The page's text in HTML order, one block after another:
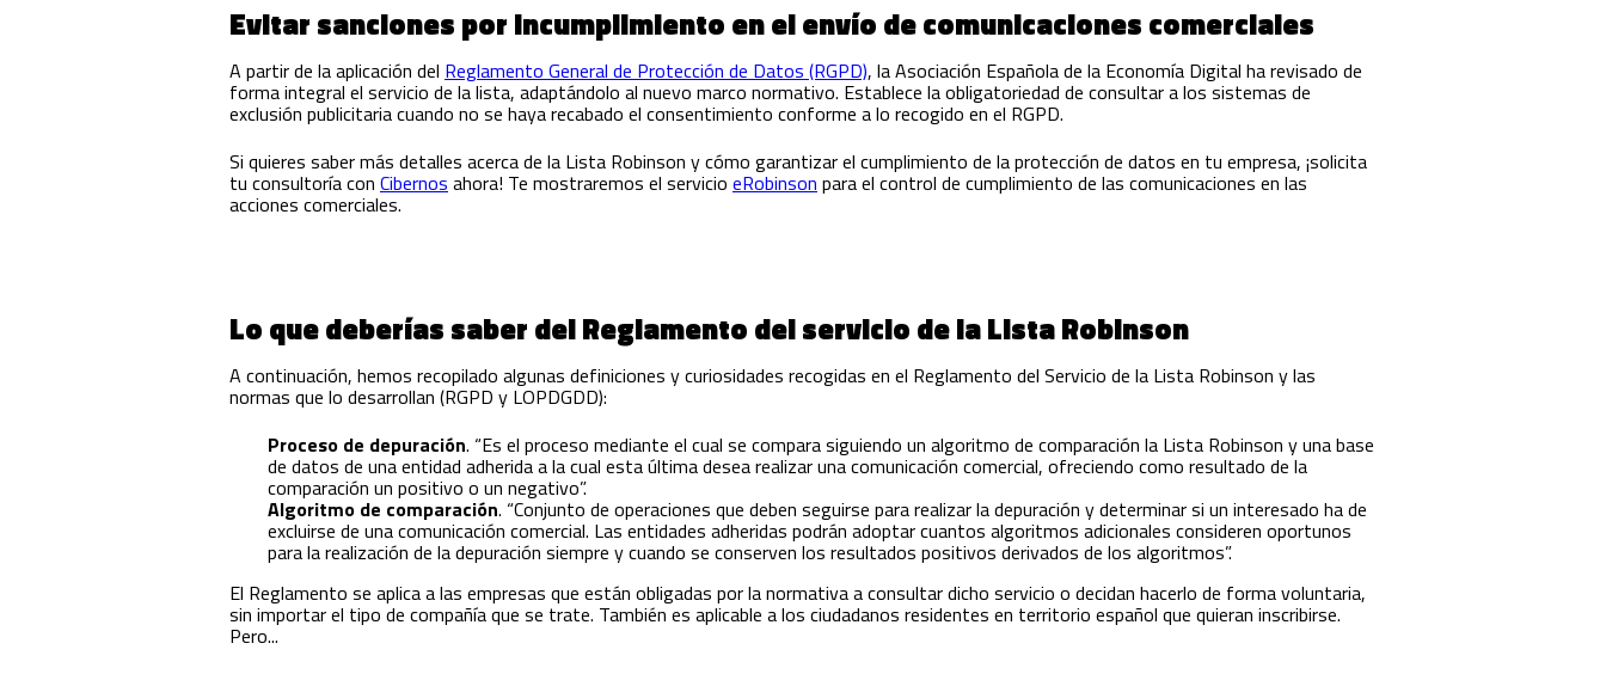
Evitar sanciones por incumplimiento en el envío de comunicaciones comerciales
A partir de la aplicación del Reglamento General de Protección de Datos (RGPD), la Asociación Española de la Economía Digital ha revisado de
forma integral el servicio de la lista, adaptándolo al nuevo marco normativo. Establece la obligatoriedad de consultar a los sistemas de
exclusión publicitaria cuando no se haya recabado el consentimiento conforme a lo recogido en el RGPD.
Si quieres saber más detalles acerca de la Lista Robinson y cómo garantizar el cumplimiento de la protección de datos en tu empresa, ¡solicita
tu consultoría con Cibernos ahora! Te mostraremos el servicio eRobinson para el control de cumplimiento de las comunicaciones en las
acciones comerciales.
Lo que deberías saber del Reglamento del servicio de la Lista Robinson
A continuación, hemos recopilado algunas definiciones y curiosidades recogidas en el Reglamento del Servicio de la Lista Robinson y las
normas que lo desarrollan (RGPD y LOPDGDD):
Proceso de depuración. “Es el proceso mediante el cual se compara siguiendo un algoritmo de comparación la Lista Robinson y una base
de datos de una entidad adherida a la cual esta última desea realizar una comunicación comercial, ofreciendo como resultado de la
comparación un positivo o un negativo”.
Algoritmo de comparación. “Conjunto de operaciones que deben seguirse para realizar la depuración y determinar si un interesado ha de
excluirse de una comunicación comercial. Las entidades adheridas podrán adoptar cuantos algoritmos adicionales consideren oportunos
para la realización de la depuración siempre y cuando se conserven los resultados positivos derivados de los algoritmos”.
El Reglamento se aplica a las empresas que están obligadas por la normativa a consultar dicho servicio o decidan hacerlo de forma voluntaria,
sin importar el tipo de compañía que se trate. También es aplicable a los ciudadanos residentes en territorio español que quieran inscribirse.
Pero...